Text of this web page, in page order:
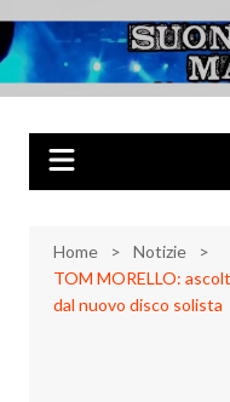
al
contenuto
Musica Rock, Metal, Punk e
Home
Notizie
TOM MORELLO:
dal nuovo disco solista